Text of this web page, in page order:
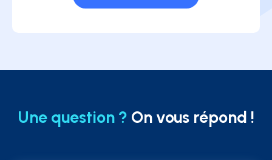
Une question ? On vous répond !